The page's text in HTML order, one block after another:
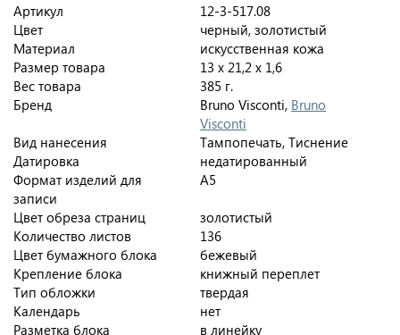
Артикул
12-3-517.08
Цвет
черный, золотистый
Материал
искусственная кожа
Размер товара
13 х 21,2 х 1,6
Вес товара
385 г.
Бренд
Bruno Visconti, Bruno
Visconti
Вид нанесения
Тампопечать, Тиснение
Датировка
недатированный
Формат изделий для
записи
A5
Цвет обреза страниц
золотистый
Количество листов
136
Цвет бумажного блока
бежевый
Крепление блока
книжный переплет
Тип обложки
твердая
Календарь
нет
Разметка блока
в линейку